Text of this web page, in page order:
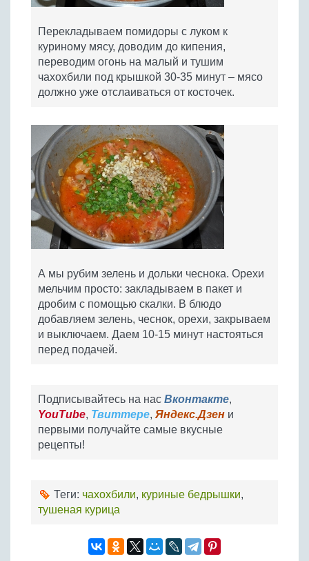
Перекладываем помидоры с луком к
куриному мясу, доводим до кипения,
переводим огонь на малый и тушим
чахохбили под крышкой 30-35 минут – мясо
должно уже отслаиваться от косточек.
А мы рубим зелень и дольки чеснока. Орехи
мельчим просто: закладываем в пакет и
дробим с помощью скалки. В блюдо
добавляем зелень, чеснок, орехи, закрываем
и выключаем. Даем 10-15 минут настояться
перед подачей.
Подписывайтесь на нас Вконтакте,
YouTube, Твиттере, Яндекс.Дзен и
первыми получайте самые вкусные
рецепты!
Теги: чахохбили, куриные бедрышки,
тушеная курица